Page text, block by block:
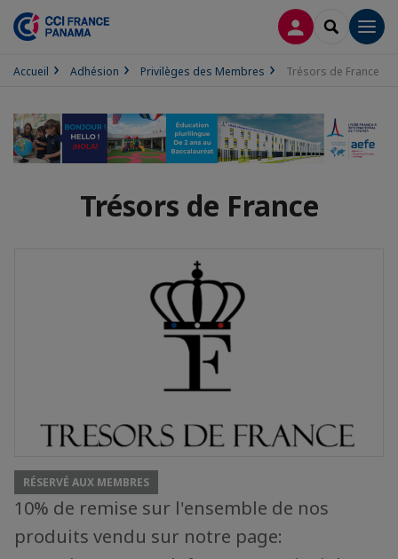
CONNEXION
Accueil Adhésion Privilèges des Membres Trésors de France
Trésors de France
RÉSERVÉ AUX MEMBRES
10% de remise sur l'ensemble de nos
produits vendu sur notre page: